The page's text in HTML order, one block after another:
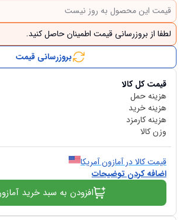
قیمت این محصول به روز نیست
لطفا از بروزرسانی قیمت اطمینان حاصل کنید.
بروزرسانی قیمت
قیمت کل کالا
هزینه حمل
هزینه خرید
هزینه کارمزد
وزن کالا
قیمت کالا در آمازون آمریکا
اضافه کردن توضیحات
افزودن به سبد خرید